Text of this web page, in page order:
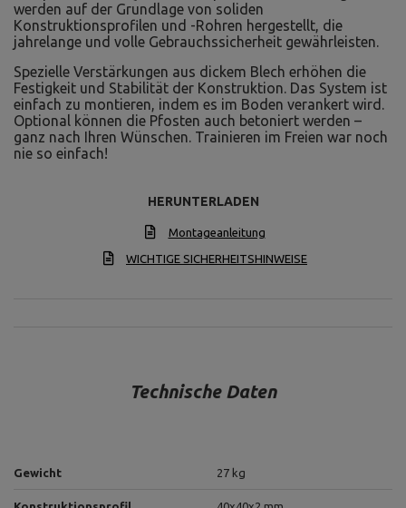
werden auf der Grundlage von soliden
Konstruktionsprofilen und -Rohren hergestellt, die
jahrelange und volle Gebrauchssicherheit gewährleisten.
Spezielle Verstärkungen aus dickem Blech erhöhen die
Festigkeit und Stabilität der Konstruktion. Das System ist
einfach zu montieren, indem es im Boden verankert wird.
Optional können die Pfosten auch betoniert werden –
ganz nach Ihren Wünschen. Trainieren im Freien war noch
nie so einfach!
HERUNTERLADEN
Montageanleitung
WICHTIGE SICHERHEITSHINWEISE
Technische Daten
Gewicht 27 kg